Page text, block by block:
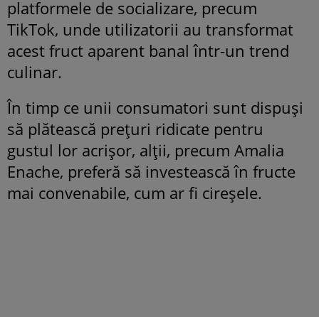
platformele de socializare, precum
TikTok, unde utilizatorii au transformat
acest fruct aparent banal într-un trend
culinar.
În timp ce unii consumatori sunt dispuși
să plătească prețuri ridicate pentru
gustul lor acrișor, alții, precum Amalia
Enache, preferă să investească în fructe
mai convenabile, cum ar fi cireșele.